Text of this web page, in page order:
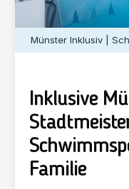
Münster Inklusiv |
Inklusive
Familie